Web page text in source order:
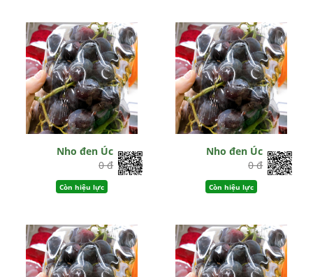
Nho đen Úc
0 đ
Còn hiệu lực
Nho đen Úc
0 đ
Còn hiệu lực